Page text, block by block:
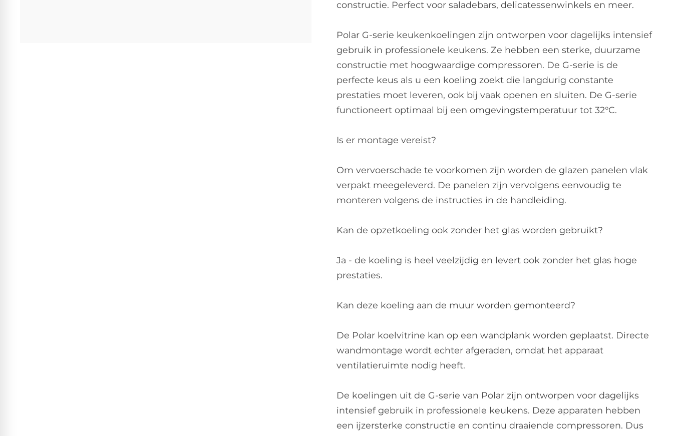
constructie. Perfect voor saladebars, delicatessenwinkels en meer.
Polar G-serie keukenkoelingen zijn ontworpen voor dagelijks intensief
gebruik in professionele keukens. Ze hebben een sterke, duurzame
constructie met hoogwaardige compressoren. De G-serie is de
perfecte keus als u een koeling zoekt die langdurig constante
prestaties moet leveren, ook bij vaak openen en sluiten. De G-serie
functioneert optimaal bij een omgevingstemperatuur tot 32°C.
Is er montage vereist?
Om vervoerschade te voorkomen zijn worden de glazen panelen vlak
verpakt meegeleverd. De panelen zijn vervolgens eenvoudig te
monteren volgens de instructies in de handleiding.
Kan de opzetkoeling ook zonder het glas worden gebruikt?
Ja - de koeling is heel veelzijdig en levert ook zonder het glas hoge
prestaties.
Kan deze koeling aan de muur worden gemonteerd?
De Polar koelvitrine kan op een wandplank worden geplaatst. Directe
wandmontage wordt echter afgeraden, omdat het apparaat
ventilatieruimte nodig heeft.
De koelingen uit de G-serie van Polar zijn ontworpen voor dagelijks
intensief gebruik in professionele keukens. Deze apparaten hebben
een ijzersterke constructie en continu draaiende compressoren. Dus